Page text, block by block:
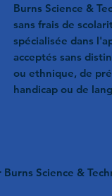
Burns Science &
sans frais de
spécialisée dans
acceptés sans
ou ethnique, de
handicap ou de
Science &